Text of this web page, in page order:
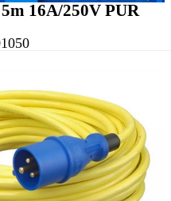
16A/250V PUR